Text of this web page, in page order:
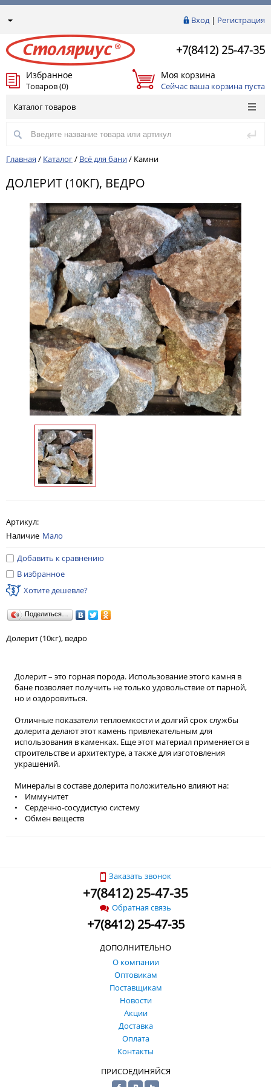
Вход| Регистрация
+7(8412) 25-47-35
Избранное
Товаров (0)
Моя корзина
Сейчас ваша корзина пуста
Каталог товаров
Главная / Каталог/ Всё для бани/ Камни
ДОЛЕРИТ (10КГ), ВЕДРО
Артикул:
Наличие Мало
Добавить к сравнению
В избранное
Хотите дешевле?
Поделиться…
Долерит (10кг), ведро
Долерит – это горная порода. Использование этого камня в
бане позволяет получить не только удовольствие от парной,
но и оздоровиться.
Отличные показатели теплоемкости и долгий срок службы
долерита делают этот камень привлекательным для
использования в каменках. Еще этот материал применяется в
строительстве и архитектуре, а также для изготовления
украшений.
Минералы в составе долерита положительно влияют на:
• Иммунитет
• Сердечно-сосудистую систему
• Обмен веществ
Заказать звонок
+7(8412) 25-47-35
Обратная связь
+7(8412) 25-47-35
ДОПОЛНИТЕЛЬНО
О компании
Оптовикам
Поставщикам
Новости
Акции
Доставка
Оплата
Контакты
ПРИСОЕДИНЯЙСЯ